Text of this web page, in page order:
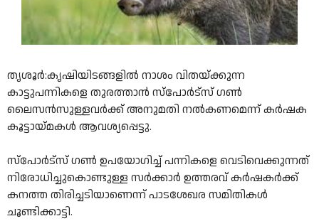
തൃശൂർ:കൃഷിയിടങ്ങളിൽ നാശം വിതയ്ക്കുന്ന
കാട്ടുപന്നികളെ തുരത്താൻ സ്‌പോർട്‌സ് ഗൺ
ലൈസൻസുള്ളവർക്ക് അനുമതി നൽകണമെന്ന് കർഷക
കൂട്ടായ്മകൾ ആവശ്യപ്പെട്ടു.
സ്‌പോർട്‌സ് ഗൺ ഉപയോഗിച്ച് പന്നികളെ വെടിവെക്കുന്നത്
നിരോധിച്ചുകൊണ്ടുള്ള സർക്കാർ ഉത്തരവ് കർഷകർക്ക്
കനത്ത തിരിച്ചടിയാണെന്ന് പാടശേഖര സമിതികൾ
ചൂണ്ടിക്കാട്ടി.